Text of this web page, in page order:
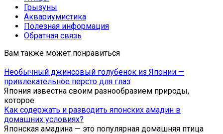
Грызуны
Аквариумистика
Полезная информация
Обратная связь
Вам также может понравиться
Необычный джинсовый голубенок из Японии —
привлекательное персто для глаз
Япония известна своим разнообразием природы,
которое
Как содержать и разводить японских амадин в
домашних условиях?
Японская амадина — это популярная домашняя птица